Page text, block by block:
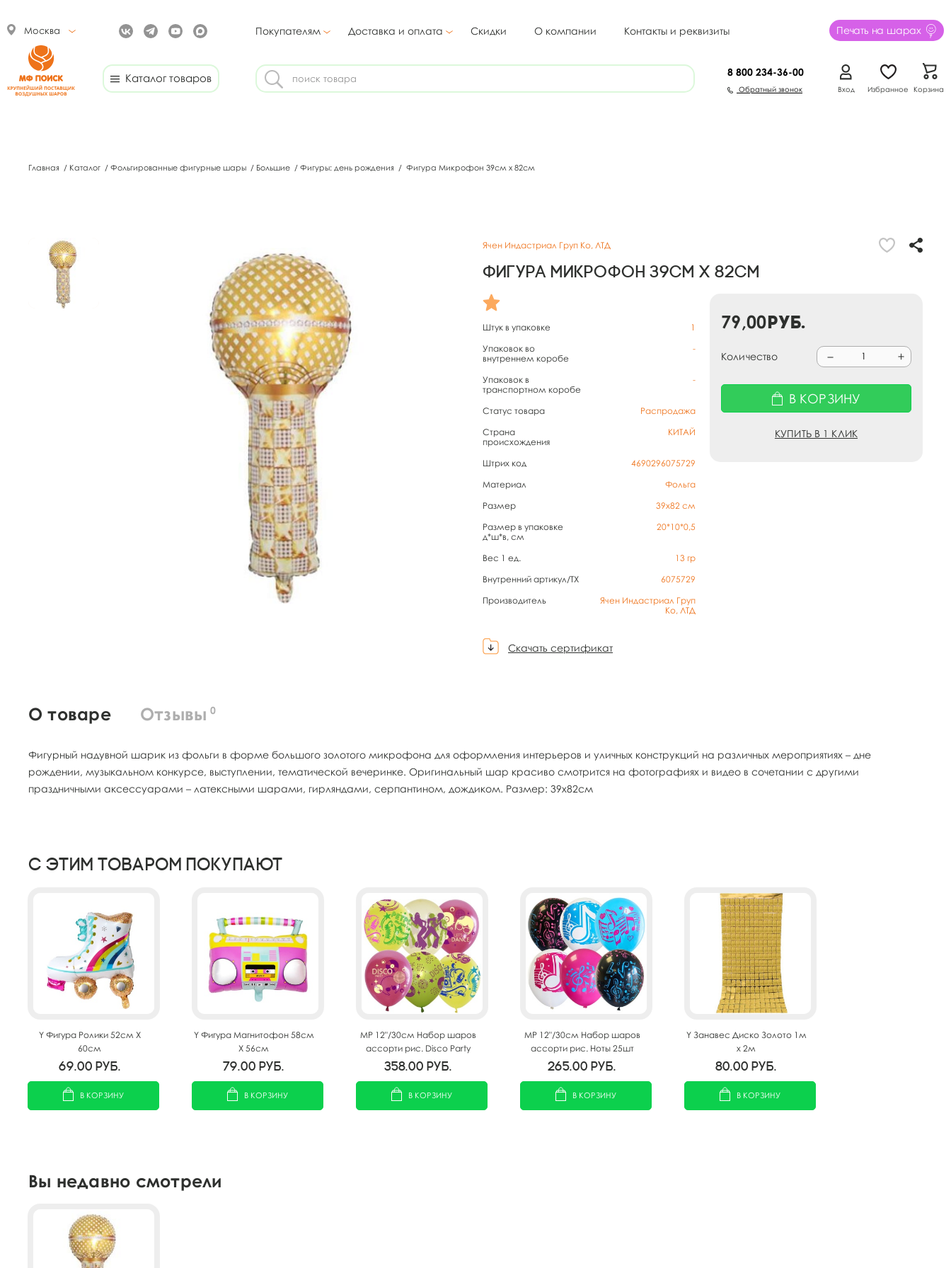
Москва Покупателям Доставка и оплата Скидки О компании Контакты и реквизиты Печать на шарах
Каталог товаров 8 800 234-36-00
Обратный звонок Вход Избранное Корзина
Главная / Каталог / Фольгированные фигурные шары / Большие / Фигуры: день рождения / Фигура Микрофон 39см х 82см
Ячен Индастриал Груп Ко, ЛТД
Фигура Микрофон 39см х 82см
Штук в упаковке
1
Упаковок во
внутреннем коробе
-
Упаковок в
транспортном коробе
-
Статус товара
Распродажа
Страна
происхождения
КИТАЙ
Штрих код
4690296075729
Материал
Фольга
Размер
39х82 см
Размер в упаковке
д*ш*в, см
20*10*0,5
Вес 1 ед. 13 гр
Внутренний артикул/TX
6075729
Производитель
Ячен Индастриал Груп
Ко, ЛТД
Скачать сертификат
79,00руб.
Количество
В КОРЗИНУ
КУПИТЬ В 1 КЛИК
О товаре Отзывы 0
Фигурный надувной шарик из фольги в форме большого золотого микрофона для оформления интерьеров и уличных конструкций на различных мероприятиях – дне
рождении, музыкальном конкурсе, выступлении, тематической вечеринке. Оригинальный шар красиво смотрится на фотографиях и видео в сочетании с другими
праздничными аксессуарами – латексными шарами, гирляндами, серпантином, дождиком. Размер: 39х82см
С этим товаром покупают
Y Фигура Ролики 52см Х
60см
69.00 руб.
В КОРЗИНУ
Y Фигура Магнитофон 58см
Х 56см
79.00 руб.
В КОРЗИНУ
MP 12"/30см Набор шаров
ассорти рис. Disco Party
25шт
358.00 руб.
В КОРЗИНУ
MP 12"/30см Набор шаров
ассорти рис. Ноты 25шт
265.00 руб.
В КОРЗИНУ
Y Занавес Диско Золото 1м
х 2м
80.00 руб.
В КОРЗИНУ
Вы недавно смотрели